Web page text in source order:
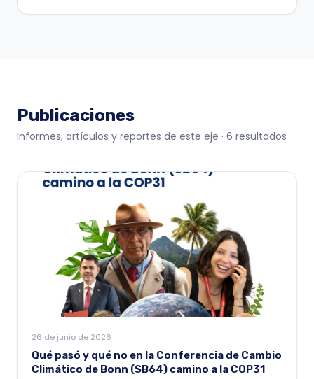
Publicaciones
Informes, artículos y reportes de este eje · 6 resultados
26 de junio de 2026
Qué pasó y qué no en la Conferencia de Cambio
Climático de Bonn (SB64) camino a la COP31